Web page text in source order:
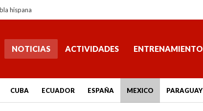
hispana
NOTICIAS ACTIVIDADES ENTRENAMIENTO
CUBA ECUADOR ESPAÑA MEXICO PARAGUAY